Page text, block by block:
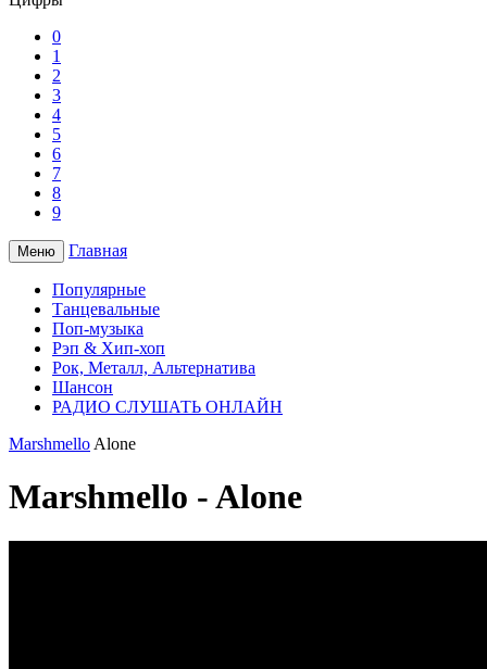
0
1
2
3
4
5
6
7
8
9
Меню Главная
Популярные
Танцевальные
Поп-музыка
Рэп & Хип-хоп
Рок, Металл, Альтернатива
Шансон
РАДИО СЛУШАТЬ ОНЛАЙН
Marshmello Alone
Marshmello - Alone